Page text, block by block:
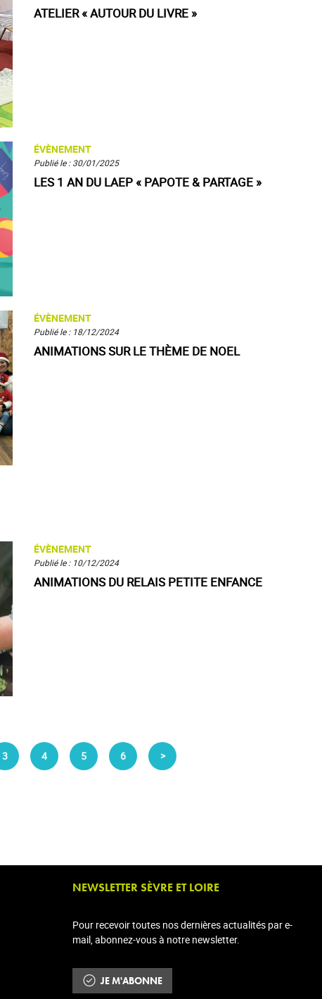
ATELIER « AUTOUR DU LIVRE »
ÉVÈNEMENT
Publié le : 30/01/2025
LES 1 AN DU LAEP « PAPOTE & PARTAGE »
ÉVÈNEMENT
Publié le : 18/12/2024
ANIMATIONS SUR LE THÈME DE NOEL
ÉVÈNEMENT
Publié le : 10/12/2024
ANIMATIONS DU RELAIS PETITE ENFANCE
3 4 5 6 >
NEWSLETTER SÈVRE ET LOIRE
Pour recevoir toutes nos dernières actualités par e-
mail, abonnez-vous à notre newsletter.
JE M'ABONNE